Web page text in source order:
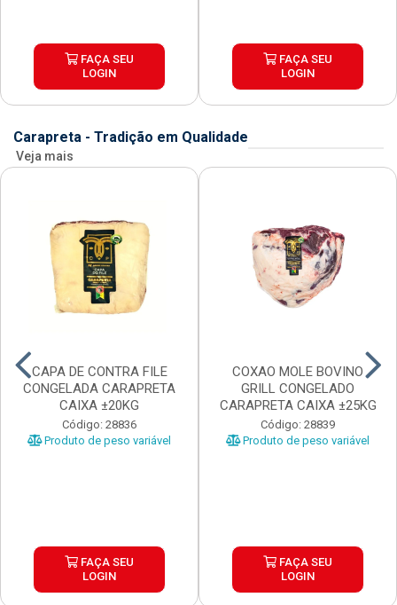
FAÇA SEU
LOGIN
FAÇA SEU
LOGIN
Carapreta - Tradição em Qualidade
Veja mais
CAPA DE CONTRA FILE
CONGELADA CARAPRETA
CAIXA ±20KG
Código: 28836
Produto de peso variável
FAÇA SEU
LOGIN
COXAO MOLE BOVINO
GRILL CONGELADO
CARAPRETA CAIXA ±25KG
Código: 28839
Produto de peso variável
FAÇA SEU
LOGIN